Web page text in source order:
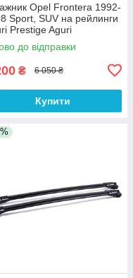
Opel Frontera 1992-
Sport, SUV на рейлинги
Prestige Aguri
до відправки
₴ 6 050 ₴
Купити